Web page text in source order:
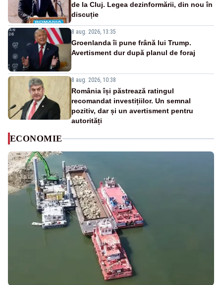
de la Cluj. Legea dezinformării, din nou în
discuție
8 aug. 2026, 13:35
Groenlanda îi pune frână lui Trump.
Avertisment dur după planul de foraj
8 aug. 2026, 10:38
România își păstrează ratingul
recomandat investițiilor. Un semnal
pozitiv, dar și un avertisment pentru
autorități
ECONOMIE